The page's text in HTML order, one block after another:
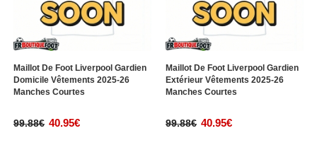
Maillot De Foot Liverpool Gardien
Domicile Vêtements 2025-26
Manches Courtes
99.88€ 40.95€
Maillot De Foot Liverpool Gardien
Extérieur Vêtements 2025-26
Manches Courtes
99.88€ 40.95€